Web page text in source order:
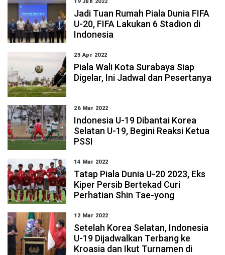
Jadi Tuan Rumah Piala Dunia FIFA
U-20, FIFA Lakukan 6 Stadion di
Indonesia
23 Apr 2022
Piala Wali Kota Surabaya Siap
Digelar, Ini Jadwal dan Pesertanya
26 Mar 2022
Indonesia U-19 Dibantai Korea
Selatan U-19, Begini Reaksi Ketua
PSSI
14 Mar 2022
Tatap Piala Dunia U-20 2023, Eks
Kiper Persib Bertekad Curi
Perhatian Shin Tae-yong
12 Mar 2022
Setelah Korea Selatan, Indonesia
U-19 Dijadwalkan Terbang ke
Kroasia dan Ikut Turnamen di